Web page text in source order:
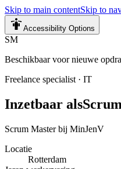
Skip to main contentSkip to
Accessibility Options
SM
Beschikbaar voor nieuwe
Freelance specialist · IT
Inzetbaar als
Scrum Master bij MinJenV
Locatie
Rotterdam